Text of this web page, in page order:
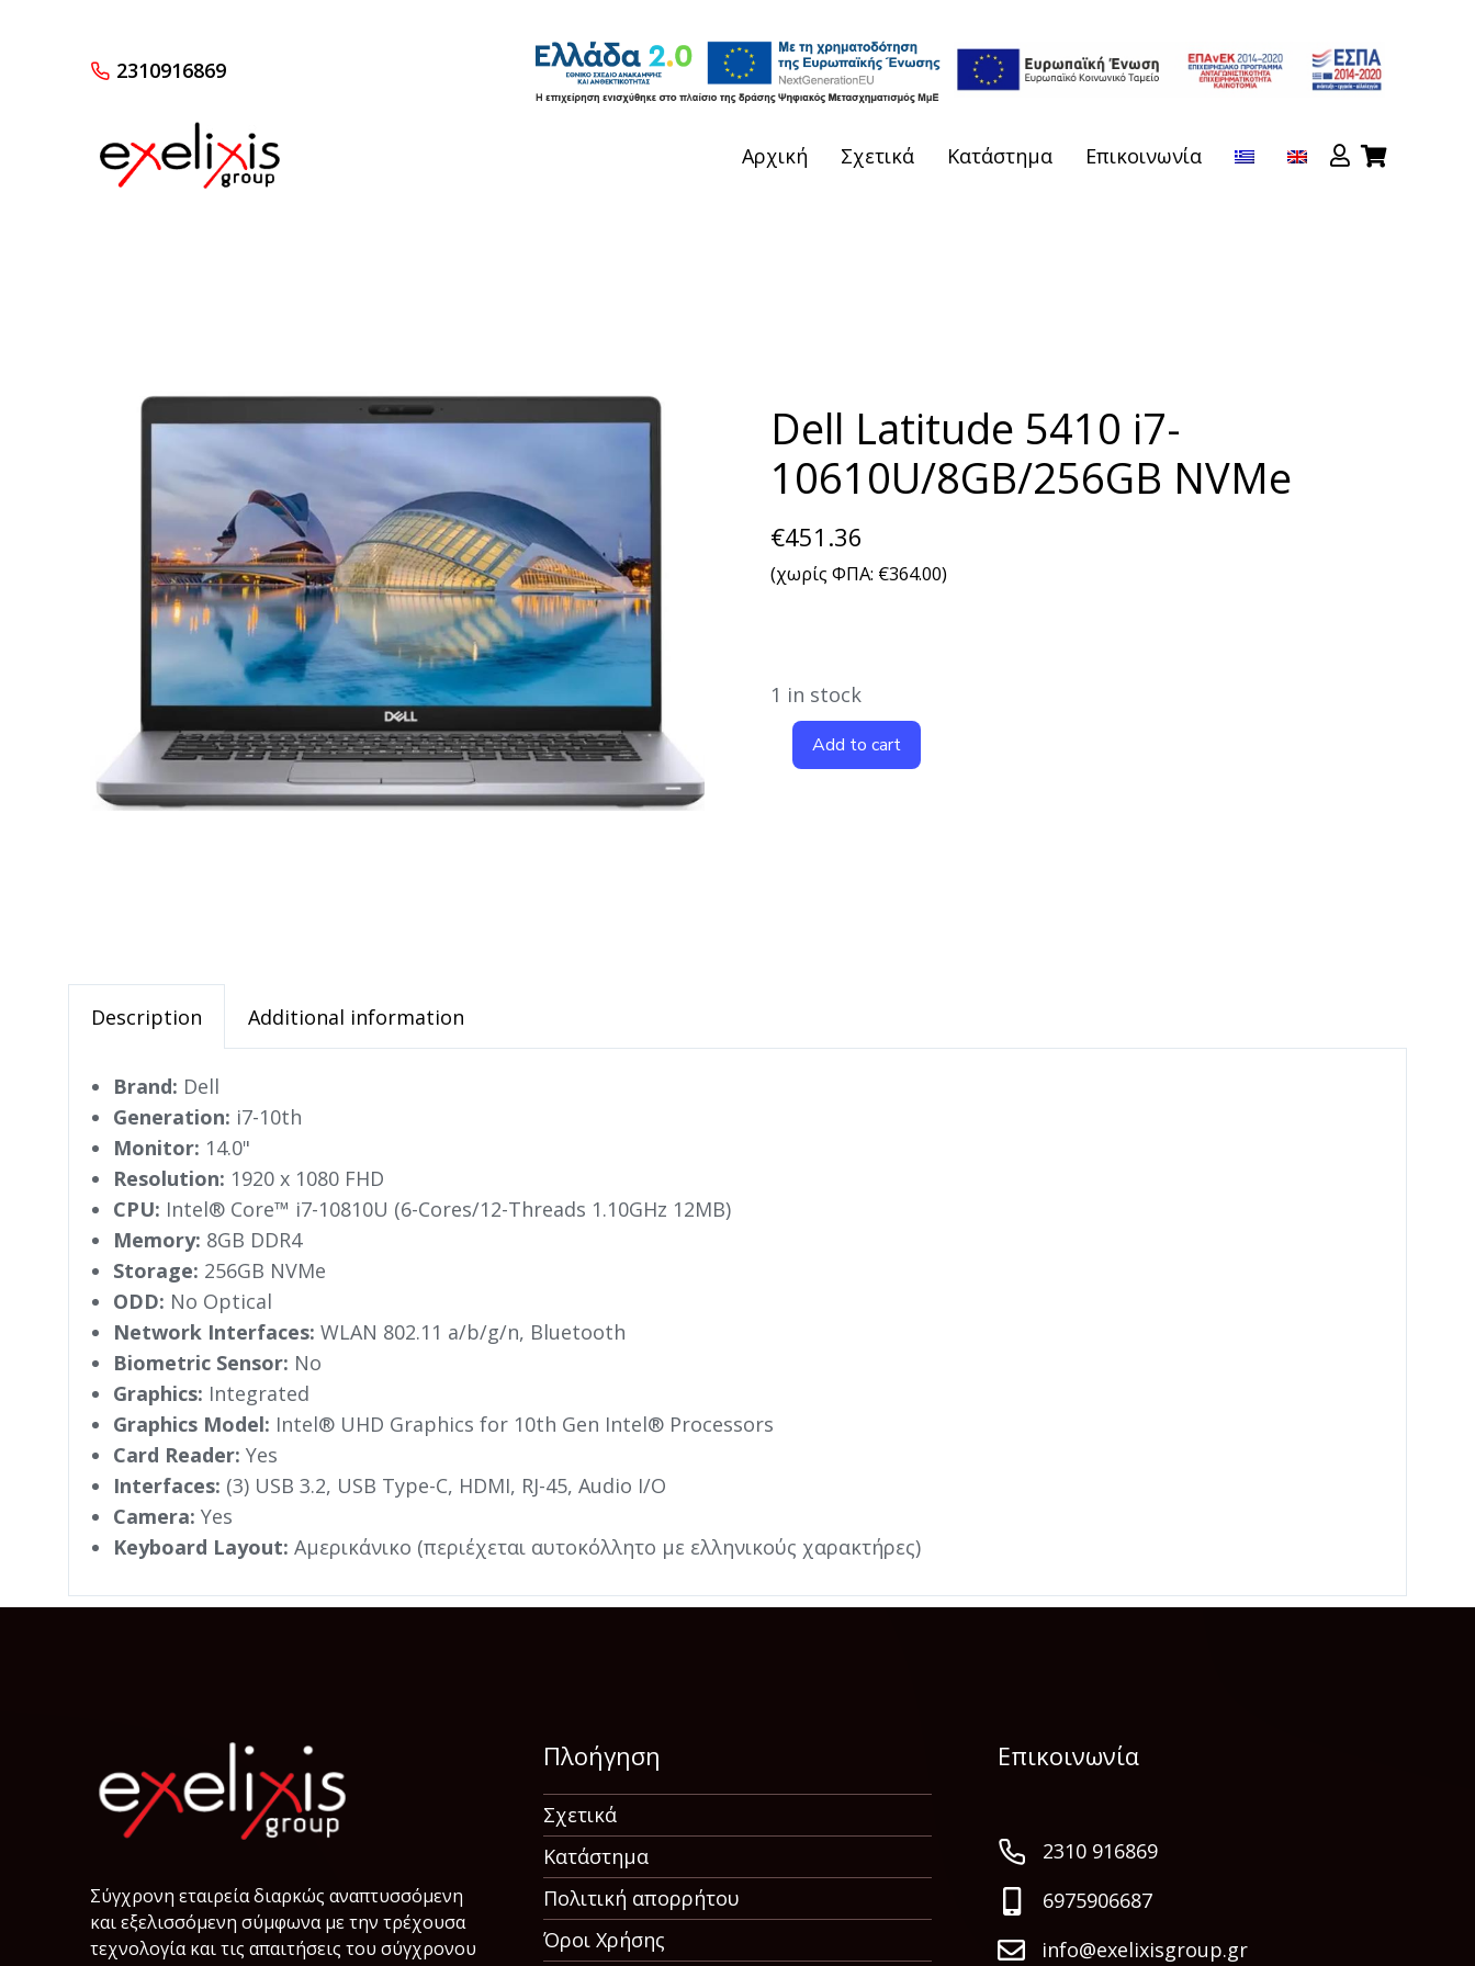
2310916869
Αρχική Σχετικά Κατάστημα Επικοινωνία
Dell Latitude 5410 i7-
10610U/8GB/256GB NVMe
€451.36
(χωρίς ΦΠΑ: €364.00)
1 in stock
Add to cart
Description Additional information
Brand: Dell
Generation: i7-10th
Monitor: 14.0"
Resolution: 1920 x 1080 FHD
CPU: Intel® Core™ i7-10810U (6-Cores/12-Threads 1.10GHz 12MB)
Memory: 8GB DDR4
Storage: 256GB NVMe
ODD: No Optical
Network Interfaces: WLAN 802.11 a/b/g/n, Bluetooth
Biometric Sensor: No
Graphics: Integrated
Graphics Model: Intel® UHD Graphics for 10th Gen Intel® Processors
Card Reader: Yes
Interfaces: (3) USB 3.2, USB Type-C, HDMI, RJ-45, Audio I/O
Camera: Yes
Keyboard Layout: Αμερικάνικο (περιέχεται αυτοκόλλητο με ελληνικούς χαρακτήρες)
Σύγχρονη εταιρεία διαρκώς αναπτυσσόμενη
και εξελισσόμενη σύμφωνα µε την τρέχουσα
τεχνολογία και τις απαιτήσεις του σύγχρονου
Πλοήγηση
Σχετικά
Κατάστημα
Πολιτική απορρήτου
Όροι Χρήσης
Επικοινωνία
2310 916869
6975906687
info@exelixisgroup.gr